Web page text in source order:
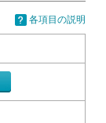
各項目の説明